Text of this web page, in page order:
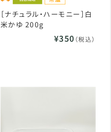
［ナチュラル・ハーモニー］白
米かゆ 200g
¥350 （税込）